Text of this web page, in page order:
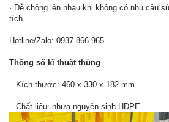
· Dễ chồng lên nhau khi không có nhu cầu
tích.
Hotline/Zalo: 0937.866.965
Thông số kĩ thuật thùng
– Kích thước: 460 x 330 x 182 mm
– Chất liệu: nhựa nguyên sinh HDPE